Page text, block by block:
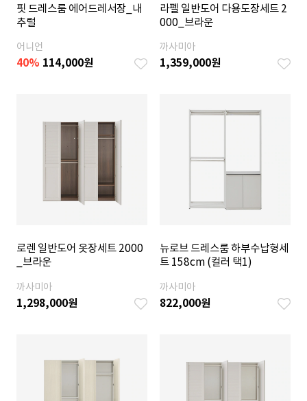
핏 드레스룸 에어드레서장_내
추럴
어니언
40% 114,000원
라펠 일반도어 다용도장세트 2
000_브라운
까사미아
1,359,000원
로렌 일반도어 옷장세트 2000
_브라운
까사미아
1,298,000원
뉴로브 드레스룸 하부수납형세
트 158cm (컬러 택1)
까사미아
822,000원